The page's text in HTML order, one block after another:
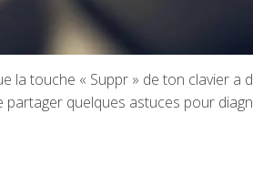
la touche « Suppr » de ton clavier
quelques astuces pour